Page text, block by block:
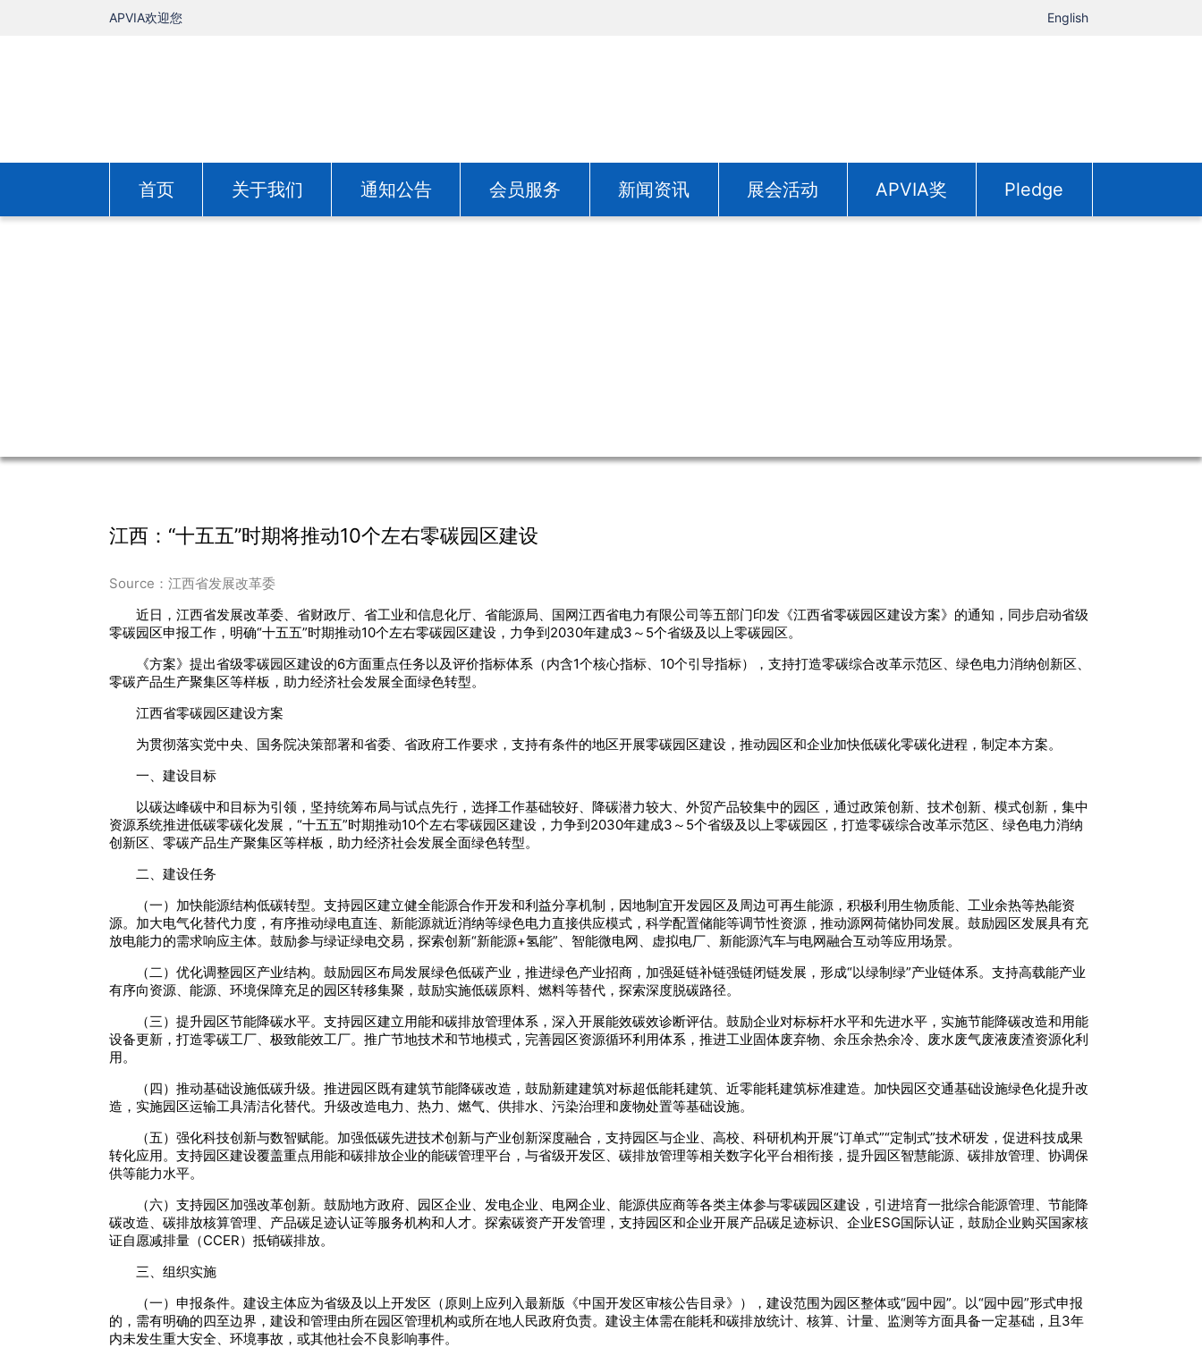
APVIA欢迎您 English
首页 关于我们 通知公告 会员服务 新闻资讯 展会活动 APVIA奖 Pledge
江西：“十五五”时期将推动10个左右零碳园区建设
Source：江西省发展改革委
近日，江西省发展改革委、省财政厅、省工业和信息化厅、省能源局、国网江西省电力有限公司等五部门印发《江西省零碳园区建设方案》的通知，同步启动省级
零碳园区申报工作，明确“十五五”时期推动10个左右零碳园区建设，力争到2030年建成3～5个省级及以上零碳园区。
《方案》提出省级零碳园区建设的6方面重点任务以及评价指标体系（内含1个核心指标、10个引导指标），支持打造零碳综合改革示范区、绿色电力消纳创新区、
零碳产品生产聚集区等样板，助力经济社会发展全面绿色转型。
江西省零碳园区建设方案
为贯彻落实党中央、国务院决策部署和省委、省政府工作要求，支持有条件的地区开展零碳园区建设，推动园区和企业加快低碳化零碳化进程，制定本方案。
一、建设目标
以碳达峰碳中和目标为引领，坚持统筹布局与试点先行，选择工作基础较好、降碳潜力较大、外贸产品较集中的园区，通过政策创新、技术创新、模式创新，集中
资源系统推进低碳零碳化发展，“十五五”时期推动10个左右零碳园区建设，力争到2030年建成3～5个省级及以上零碳园区，打造零碳综合改革示范区、绿色电力消纳
创新区、零碳产品生产聚集区等样板，助力经济社会发展全面绿色转型。
二、建设任务
（一）加快能源结构低碳转型。支持园区建立健全能源合作开发和利益分享机制，因地制宜开发园区及周边可再生能源，积极利用生物质能、工业余热等热能资
源。加大电气化替代力度，有序推动绿电直连、新能源就近消纳等绿色电力直接供应模式，科学配置储能等调节性资源，推动源网荷储协同发展。鼓励园区发展具有充
放电能力的需求响应主体。鼓励参与绿证绿电交易，探索创新“新能源+氢能”、智能微电网、虚拟电厂、新能源汽车与电网融合互动等应用场景。
（二）优化调整园区产业结构。鼓励园区布局发展绿色低碳产业，推进绿色产业招商，加强延链补链强链闭链发展，形成“以绿制绿”产业链体系。支持高载能产业
有序向资源、能源、环境保障充足的园区转移集聚，鼓励实施低碳原料、燃料等替代，探索深度脱碳路径。
（三）提升园区节能降碳水平。支持园区建立用能和碳排放管理体系，深入开展能效碳效诊断评估。鼓励企业对标标杆水平和先进水平，实施节能降碳改造和用能
设备更新，打造零碳工厂、极致能效工厂。推广节地技术和节地模式，完善园区资源循环利用体系，推进工业固体废弃物、余压余热余冷、废水废气废液废渣资源化利
用。
（四）推动基础设施低碳升级。推进园区既有建筑节能降碳改造，鼓励新建建筑对标超低能耗建筑、近零能耗建筑标准建造。加快园区交通基础设施绿色化提升改
造，实施园区运输工具清洁化替代。升级改造电力、热力、燃气、供排水、污染治理和废物处置等基础设施。
（五）强化科技创新与数智赋能。加强低碳先进技术创新与产业创新深度融合，支持园区与企业、高校、科研机构开展“订单式”“定制式”技术研发，促进科技成果
转化应用。支持园区建设覆盖重点用能和碳排放企业的能碳管理平台，与省级开发区、碳排放管理等相关数字化平台相衔接，提升园区智慧能源、碳排放管理、协调保
供等能力水平。
（六）支持园区加强改革创新。鼓励地方政府、园区企业、发电企业、电网企业、能源供应商等各类主体参与零碳园区建设，引进培育一批综合能源管理、节能降
碳改造、碳排放核算管理、产品碳足迹认证等服务机构和人才。探索碳资产开发管理，支持园区和企业开展产品碳足迹标识、企业ESG国际认证，鼓励企业购买国家核
证自愿减排量（CCER）抵销碳排放。
三、组织实施
（一）申报条件。建设主体应为省级及以上开发区（原则上应列入最新版《中国开发区审核公告目录》），建设范围为园区整体或“园中园”。以“园中园”形式申报
的，需有明确的四至边界，建设和管理由所在园区管理机构或所在地人民政府负责。建设主体需在能耗和碳排放统计、核算、计量、监测等方面具备一定基础，且3年
内未发生重大安全、环境事故，或其他社会不良影响事件。